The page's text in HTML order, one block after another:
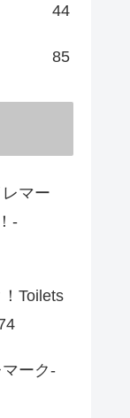
44
85
マー
-
Toilets
ーク-